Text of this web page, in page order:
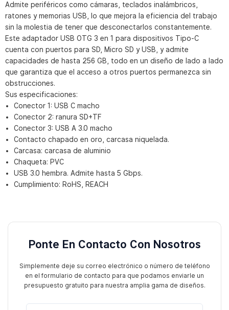
Admite periféricos como cámaras, teclados inalámbricos,
ratones y memorias USB, lo que mejora la eficiencia del trabajo
sin la molestia de tener que desconectarlos constantemente.
Este adaptador USB OTG 3 en 1 para dispositivos Tipo-C
cuenta con puertos para SD, Micro SD y USB, y admite
capacidades de hasta 256 GB, todo en un diseño de lado a lado
que garantiza que el acceso a otros puertos permanezca sin
obstrucciones.
Sus especificaciones:
Conector 1: USB C macho
Conector 2: ranura SD+TF
Conector 3: USB A 3.0 macho
Contacto chapado en oro, carcasa niquelada.
Carcasa: carcasa de aluminio
Chaqueta: PVC
USB 3.0 hembra. Admite hasta 5 Gbps.
Cumplimiento: RoHS, REACH
Ponte En Contacto Con Nosotros
Simplemente deje su correo electrónico o número de teléfono
en el formulario de contacto para que podamos enviarle un
presupuesto gratuito para nuestra amplia gama de diseños.